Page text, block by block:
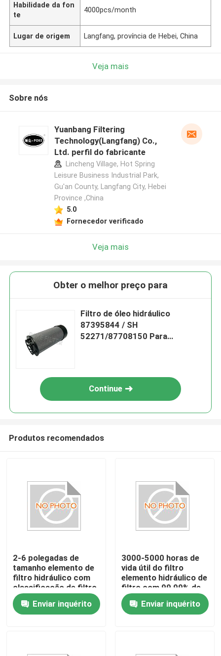
Casa
Contatos
Habilidade da fon
te
4000pcs/month
Lugar de origem Langfang, província de Hebei, China
Veja mais
Sobre nós
Yuanbang Filtering
Technology(Langfang) Co.,
Ltd. perfil do fabricante
Lincheng Village, Hot Spring
Leisure Business Industrial Park,
Gu'an County, Langfang City, Hebei
Province ,China
5.0
Fornecedor verificado
Veja mais
Obter o melhor preço para
Filtro de óleo hidráulico
87395844 / SH
52271/87708150 Para
Continue
Produtos recomendados
2-6 polegadas de
tamanho elemento de
filtro hidráulico com
classificação de filtro
1-100 Micron
Enviar inquérito
3000-5000 horas de
vida útil do filtro
elemento hidráulico de
filtro com 99,99% de
eficiência e fibra de
vidro Enviar inquérito